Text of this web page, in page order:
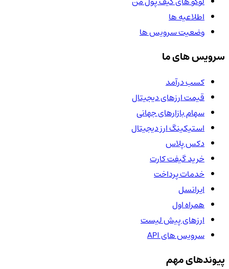
اطلاعیه ها
وضعیت سرویس ها
سرویس های ما
کسب درآمد
قیمت ارزهای دیجیتال
سهام بازارهای جهانی
استیکینگ ارز دیجیتال
دکس پلاس
خرید گیفت کارت
خدمات پرداخت
ایرانسل
همراه اول
ارزهای پیش لیست
سرویس های API
پیوندهای مهم